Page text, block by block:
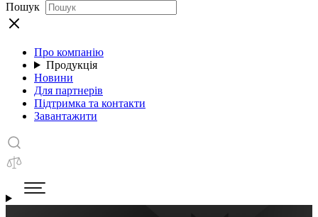
Пошук
Про компанію
Продукція
Новини
Для партнерів
Підтримка та контакти
Завантажити